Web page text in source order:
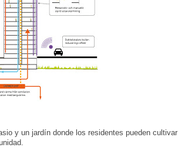
y un jardín donde los residentes pueden cultivar